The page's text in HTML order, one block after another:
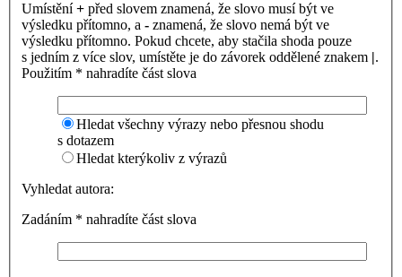
Umístění+ před slovem znamená, že slovo musí být ve
výsledku přítomno, a - znamená, že slovo nemá být ve
výsledku přítomno. Pokud chcete, aby stačila shoda pouze
s jedním z více slov, umístěte je do závorek oddělené znakem |.
Použitím * nahradíte část slova
Hledat všechny výrazy nebo přesnou shodu
s dotazem
Hledat kterýkoliv z výrazů
Vyhledat autora:
Zadáním * nahradíte část slova